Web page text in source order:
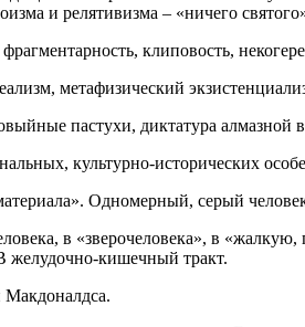
и релятивизма – «ничего
клиповость,
метафизический
пастухи, диктатура алмазной
культурно-исторических
Одномерный, серый
в «зверочеловека», в
желудочно-кишечный тракт.